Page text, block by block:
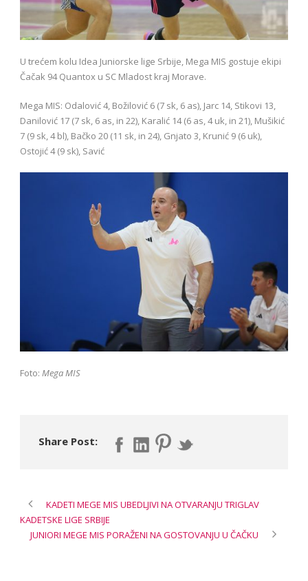
U trećem kolu Idea Juniorske lige Srbije, Mega MIS gostuje ekipi
Čačak 94 Quantox u SC Mladost kraj Morave.
Mega MIS: Odalović 4, Božilović 6 (7 sk, 6 as), Jarc 14, Stikovi 13,
Danilović 17 (7 sk, 6 as, in 22), Karalić 14 (6 as, 4 uk, in 21), Mušikić
7 (9 sk, 4 bl), Bačko 20 (11 sk, in 24), Gnjato 3, Krunić 9 (6 uk),
Ostojić 4 (9 sk), Savić
Foto: Mega MIS
Share Post:
KADETI MEGE MIS UBEDLJIVI NA OTVARANJU TRIGLAV
KADETSKE LIGE SRBIJE
JUNIORI MEGE MIS PORAŽENI NA GOSTOVANJU U ČAČKU